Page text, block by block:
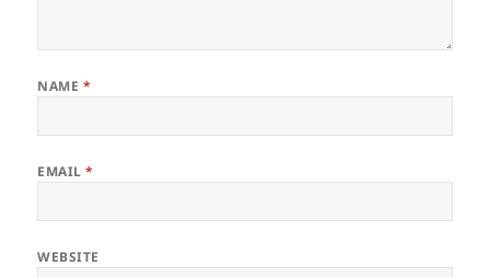
NAME *
EMAIL*
WEBSITE